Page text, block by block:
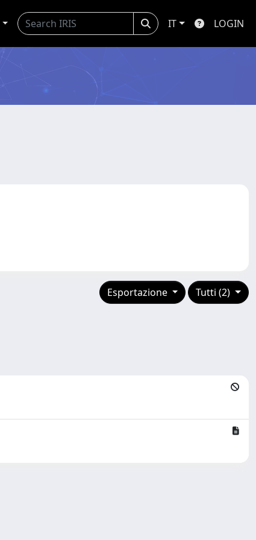
IT LOGIN
Tutti (2)
Esportazione